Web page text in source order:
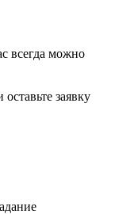
всегда можно
оставьте заявку